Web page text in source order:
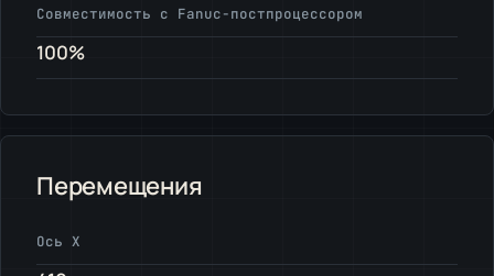
Совместимость с Fanuc-постпроцессором
100%
Перемещения
Ось X